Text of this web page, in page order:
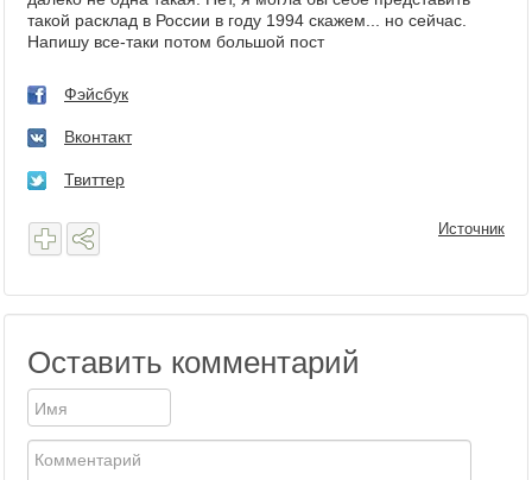
такой расклад в России в году 1994 скажем... но сейчас.
Напишу все-таки потом большой пост
Фэйсбук
Вконтакт
Твиттер
Источник
Оставить комментарий